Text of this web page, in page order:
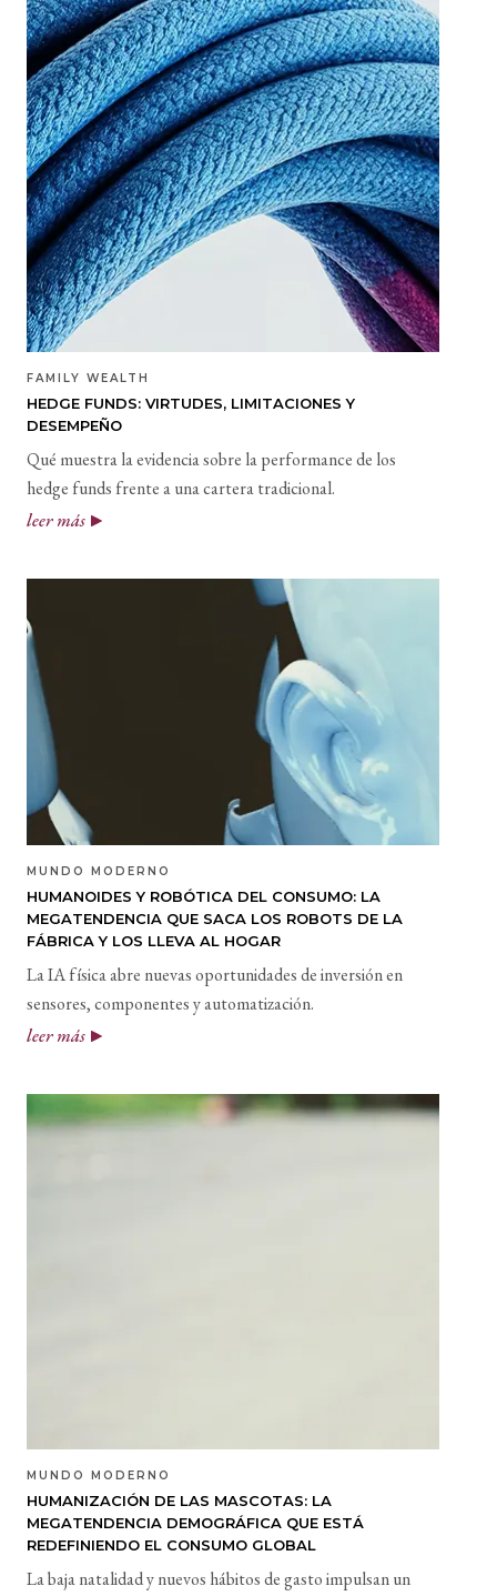
FAMILY WEALTH
HEDGE FUNDS: VIRTUDES, LIMITACIONES Y
DESEMPEÑO
Qué muestra la evidencia sobre la performance de los
hedge funds frente a una cartera tradicional.
leer más
MUNDO MODERNO
HUMANOIDES Y ROBÓTICA DEL CONSUMO: LA
MEGATENDENCIA QUE SACA LOS ROBOTS DE LA
FÁBRICA Y LOS LLEVA AL HOGAR
La IA física abre nuevas oportunidades de inversión en
sensores, componentes y automatización.
leer más
MUNDO MODERNO
HUMANIZACIÓN DE LAS MASCOTAS: LA
MEGATENDENCIA DEMOGRÁFICA QUE ESTÁ
REDEFINIENDO EL CONSUMO GLOBAL
La baja natalidad y nuevos hábitos de gasto impulsan un